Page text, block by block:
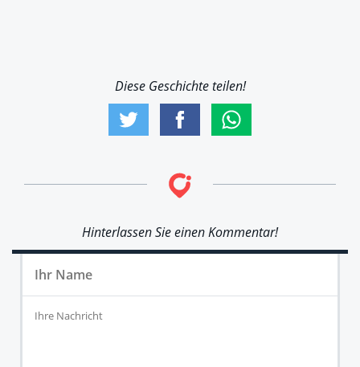
Diese Geschichte teilen!
Hinterlassen Sie einen Kommentar!